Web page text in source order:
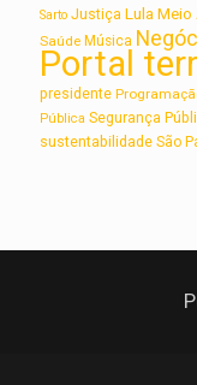
Sarto Justiça Lula Meio
Saúde Música
Portal
presidente
Pública Segurança
sustentabilidade São